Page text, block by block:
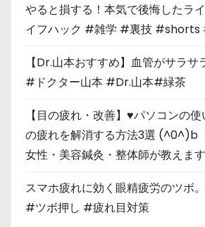
やると損する！本気で後悔したラ
イフハック #雑学 #裏技 #shorts
【Dr.山本おすすめ】血管がサラ
#ドクター山本 #Dr.山本#緑茶
【目の疲れ・改善】♥パソコンの
の疲れを解消する方法3選 (^0^)b
女性・美容鍼灸・整体師が教えます
スマホ疲れに効く眼精疲労のツボ
#ツボ押し #疲れ目対策